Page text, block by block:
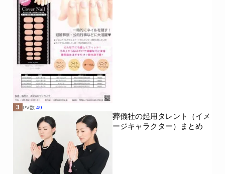
3 PV数 49
葬儀社の起用タレント（イメ
ージキャラクター）まとめ